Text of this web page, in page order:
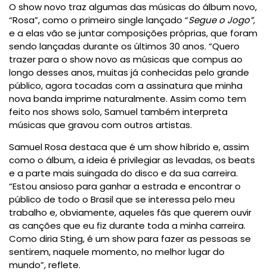
O show novo traz algumas das músicas do álbum novo,
“Rosa”, como o primeiro single lançado “Segue o Jogo”,
e a elas vão se juntar composições próprias, que foram
sendo lançadas durante os últimos 30 anos. “Quero
trazer para o show novo as músicas que compus ao
longo desses anos, muitas já conhecidas pelo grande
público, agora tocadas com a assinatura que minha
nova banda imprime naturalmente. Assim como tem
feito nos shows solo, Samuel também interpreta
músicas que gravou com outros artistas.
Samuel Rosa destaca que é um show híbrido e, assim
como o álbum, a ideia é privilegiar as levadas, os beats
e a parte mais suingada do disco e da sua carreira.
“Estou ansioso para ganhar a estrada e encontrar o
público de todo o Brasil que se interessa pelo meu
trabalho e, obviamente, aqueles fãs que querem ouvir
as canções que eu fiz durante toda a minha carreira.
Como diria Sting, é um show para fazer as pessoas se
sentirem, naquele momento, no melhor lugar do
mundo”, reflete.